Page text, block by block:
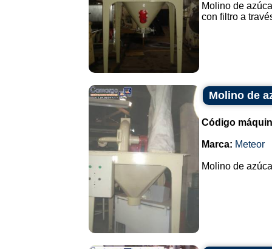
Molino de
con filtro a
Molino de
Código
Marca: Meteor
Molino de